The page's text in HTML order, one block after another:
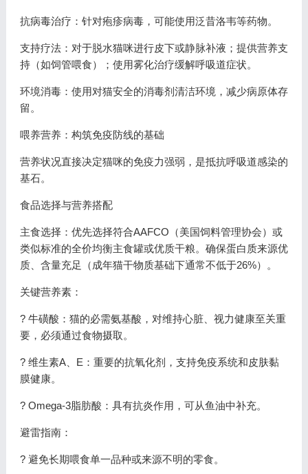
抗病毒治疗：针对疱疹病毒，可能使用泛昔洛韦等药物。
支持疗法：对于脱水猫咪进行皮下或静脉补液；提供营养支
持（如饲管喂食）；使用雾化治疗缓解呼吸道症状。
环境消毒：使用对猫安全的消毒剂清洁环境，减少病原体存
留。
喂养营养：构筑免疫防线的基础
营养状况直接决定猫咪的免疫力强弱，是抵抗呼吸道感染的
基石。
食品选择与营养搭配
主食选择：优先选择符合AAFCO（美国饲料管理协会）或
类似标准的全价均衡主食罐或优质干粮。确保蛋白质来源优
质、含量充足（成年猫干物质基础下通常不低于26%）。
关键营养素：
? 牛磺酸：猫的必需氨基酸，对维持心脏、视力健康至关重
要，必须通过食物摄取。
? 维生素A、E：重要的抗氧化剂，支持免疫系统和皮肤黏
膜健康。
? Omega-3脂肪酸：具有抗炎作用，可从鱼油中补充。
避雷指南：
? 避免长期喂食单一品种或来源不明的零食。